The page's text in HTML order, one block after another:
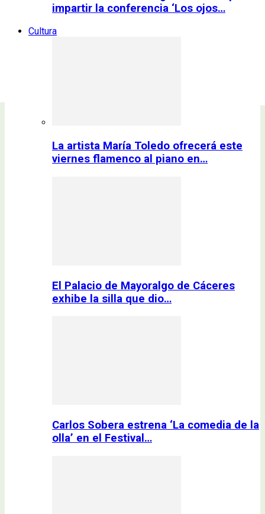
impartir la conferencia ‘Los ojos…
Cultura
La artista María Toledo ofrecerá este
viernes flamenco al piano en…
El Palacio de Mayoralgo de Cáceres
exhibe la silla que dio…
Carlos Sobera estrena ‘La comedia de la
olla’ en el Festival…